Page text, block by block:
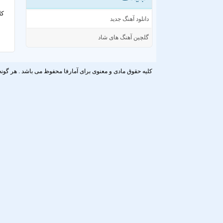
دانلود آهنگ جدید
گلچین آهنگ های شاد
کلیه حقوق مادی و معنوی برای آمارفا محفوظ می باشد . هر